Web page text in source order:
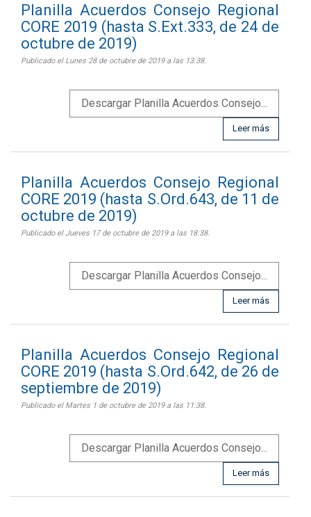
Planilla Acuerdos Consejo Regional
CORE 2019 (hasta S.Ext.333, de 24 de
octubre de 2019)
Publicado el Lunes 28 de octubre de 2019 a las 13:38.
Descargar Planilla Acuerdos Consejo...
Leer más
Planilla Acuerdos Consejo Regional
CORE 2019 (hasta S.Ord.643, de 11 de
octubre de 2019)
Publicado el Jueves 17 de octubre de 2019 a las 18:38.
Descargar Planilla Acuerdos Consejo...
Leer más
Planilla Acuerdos Consejo Regional
CORE 2019 (hasta S.Ord.642, de 26 de
septiembre de 2019)
Publicado el Martes 1 de octubre de 2019 a las 11:38.
Descargar Planilla Acuerdos Consejo...
Leer más